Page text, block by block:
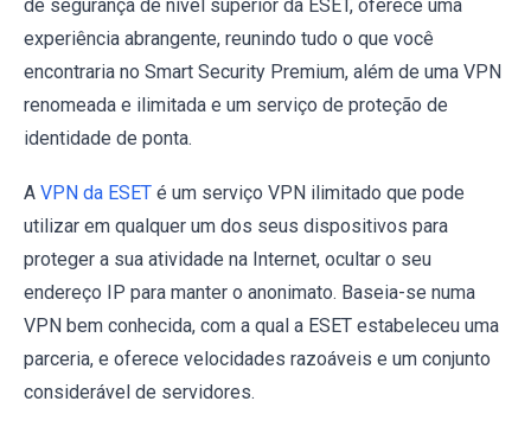
de segurança de nível superior da ESET, oferece uma
experiência abrangente, reunindo tudo o que você
encontraria no Smart Security Premium, além de uma VPN
renomeada e ilimitada e um serviço de proteção de
identidade de ponta.
A VPN da ESET é um serviço VPN ilimitado que pode
utilizar em qualquer um dos seus dispositivos para
proteger a sua atividade na Internet, ocultar o seu
endereço IP para manter o anonimato. Baseia-se numa
VPN bem conhecida, com a qual a ESET estabeleceu uma
parceria, e oferece velocidades razoáveis e um conjunto
considerável de servidores.